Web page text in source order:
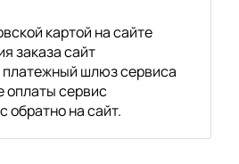
картой на сайте
заказа сайт
платежный шлюз сервиса
оплаты сервис
обратно на сайт.